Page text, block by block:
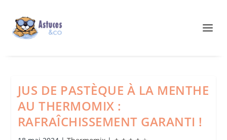
JUS DE PASTÈQUE À LA MENTHE
AU THERMOMIX :
RAFRAÎCHISSEMENT GARANTI !